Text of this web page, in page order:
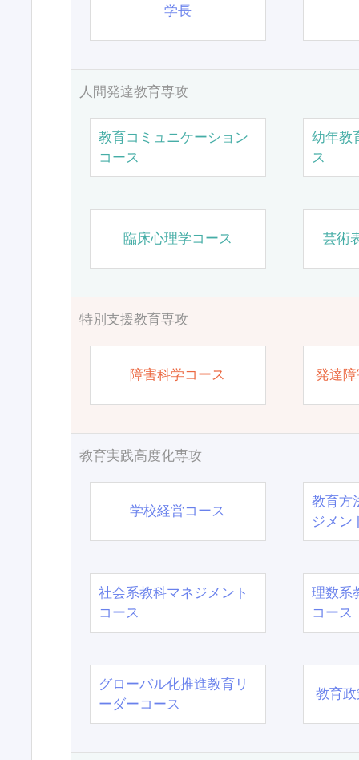
学長
人間発達教育専攻
教育コミュニケーション
コース
幼年教
ス
臨床心理学コース 芸術
特別支援教育専攻
障害科学コース 発達
教育実践高度化専攻
学校経営コース
教育方
ジメン
社会系教科マネジメント
コース
理数系
コース
グローバル化推進教育リ
ーダーコース
教育